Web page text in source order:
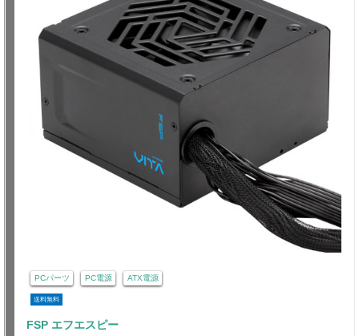
PCパーツ PC電源 ATX電源
送料無料
FSP エフエスピー